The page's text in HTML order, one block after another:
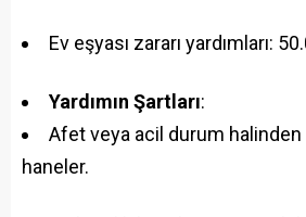
Ev eşyası zararı yardımları:
Yardımın Şartları:
Afet veya acil durum
haneler.